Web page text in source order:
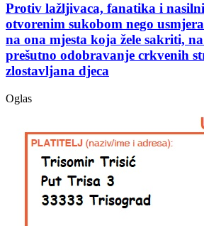
Protiv lažljivaca, fanatika i
otvorenim sukobom nego
na ona mjesta koja žele sakriti,
prešutno odobravanje crkvenih
zlostavljana djeca
Oglas